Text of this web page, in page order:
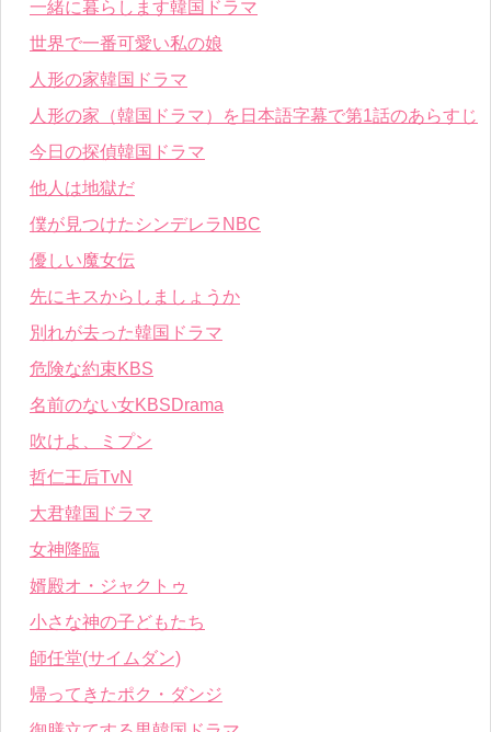
一緒に暮らします韓国ドラマ
世界で一番可愛い私の娘
人形の家韓国ドラマ
人形の家（韓国ドラマ）を日本語字幕で第1話のあらすじ
今日の探偵韓国ドラマ
他人は地獄だ
僕が見つけたシンデレラNBC
優しい魔女伝
先にキスからしましょうか
別れが去った韓国ドラマ
危険な約束KBS
名前のない女KBSDrama
吹けよ、ミプン
哲仁王后TvN
大君韓国ドラマ
女神降臨
婿殿オ・ジャクトゥ
小さな神の子どもたち
師任堂(サイムダン)
帰ってきたポク・ダンジ